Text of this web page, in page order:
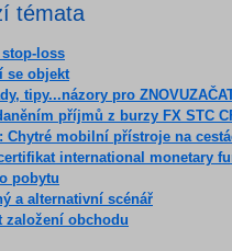
témata
loss
se objekt
tipy...názory pro
příjmů z burzy FX STC
Chytré mobilní přístroje na
international monetary
pobytu
a alternativní scénář
založení obchodu